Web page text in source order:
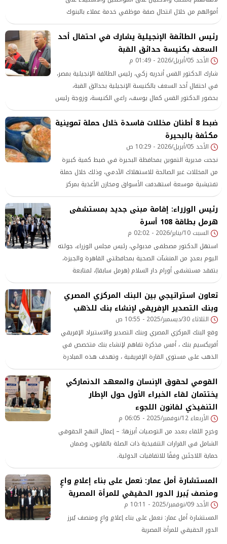
أموالهم من خلال انتحال صفة موظفي خدمة عملاء بالبنوك
المختلفة.
رئيس الطائفة الإنجيلية يشارك في احتفال أحد
السعف بكنيسة حدائق القبة
الأحد 05/أبريل/2026 - 01:49 م
شارك الدكتور القس أندريه زكي، رئيس الطائفة الإنجيلية بمصر،
في احتفال أحد السعف بالكنيسة الإنجيلية بحدائق القبة،
بحضور الدكتور القس كمال يوسف، راعي الكنيسة، وزوجة رئيس
الطائفة الإنجيلية الأستاذة هالة توما، مديرة مدرسة نيو
رمسيس، وبمشاركة كبيرة من شعب الكنيسة.
ضبط 8 أطنان مخللات فاسدة خلال حملة تموينية
مكثفة بالبحيرة
الأحد 05/أبريل/2026 - 10:29 ص
نجحت مديرية التموين بمحافظة البحيرة في ضبط كمية كبيرة
من المخللات غير الصالحة للاستهلاك الآدمي، وذلك خلال حملة
تفتيشية موسعة استهدفت الأسواق ومخازن الأغذية بمركز
شبراخيت.
رئيس الوزراء: إقامة مبنى جديد بمستشفى
هرمل بطاقة 108 أسرة
السبت 10/يناير/2026 - 02:02 م
استهل الدكتور مصطفى مدبولي، رئيس مجلس الوزراء، جولته
اليوم بعددٍ من المنشآت الصحية بمحافظتي القاهرة والجيزة،
بتفقد مستشفى أورام دار السلام (هرمل سابقا)، لمتابعة
مستوى الخدمات الطبية المقدمة بالمستشفى؛ والتعرف على
موقف أعمال التطوير ورفع الكفاءة الجاري تنفيذها به. وكان
في استقباله لدى وصوله مقر مستشفى
تعاون استراتيجي بين البنك المركزي المصري
وبنك التصدير الإفريقي لإنشاء بنك للذهب
الثلاثاء 30/ديسمبر/2025 - 10:55 ص
وقع البنك المركزي المصري وبنك التصدير والاستيراد الإفريقي
أفريكسيم بنك ، أمس مذكرة تفاهم لإنشاء بنك متخصص في
الذهب على مستوى القارة الإفريقية ، وتهدف هذه المبادرة
الاستراتيجية إلى تقوية احتياطيات البنوك المركزية، وتقليل
الاعتماد على مراكز التكرير والتداول خارج إفريقيا ، وإضفاء الطابع
الرسمي على منظومة
القومي لحقوق الإنسان والمعهد الدنماركي
يختتمان لقاء الخبراء الأول حول الإطار
التنفيذي لقانون اللجوء
الأربعاء 12/نوفمبر/2025 - 06:05 م
وخرج اللقاء بعدد من التوصيات أبرزها: – إعمال النهج الحقوقي
الشامل في القرارات التنفيذية ذات الصلة بالقانون، وضمان
حماية اللاجئين وفقًا للاتفاقيات الدولية.
المستشارة أمل عمار: نعمل على بناء إعلامٍ واعٍ
ومنصف يُبرز الدور الحقيقي للمرأة المصرية
الأحد 09/نوفمبر/2025 - 10:11 م
المستشارة أمل عمار: نعمل على بناء إعلامٍ واعٍ ومنصف يُبرز
الدور الحقيقي للمرأة المصرية